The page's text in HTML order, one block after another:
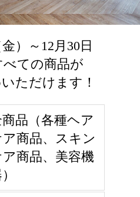
）～12月30日
べての商品が
ただけます！
品（各種ヘア
商品、スキン
商品、美容機